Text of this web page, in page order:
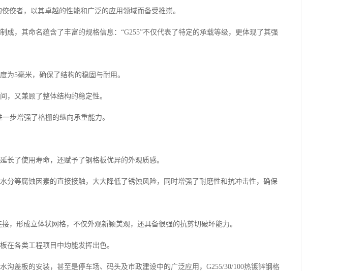
佼者，以其卓越的性能和广泛的应用领域而备受推崇。
成，其命名蕴含了丰富的规格信息：“G255”不仅代表了特定的承载等级，更体现了其强
为5毫米，确保了结构的稳固与耐用。
，又兼顾了整体结构的稳定性。
步增强了格栅的纵向承重能力。
长了使用寿命，还赋予了钢格板优异的外观质感。
分等腐蚀因素的直接接触，大大降低了锈蚀风险，同时增强了耐磨性和抗冲击性，确保
，形成立体状网格，不仅外观新颖美观，还具备很强的抗剪切破坏能力。
在各类工程项目中均能发挥出色。
沟盖板的安装，甚至是停车场、码头及市政建设中的广泛应用，G255/30/100热镀锌钢格